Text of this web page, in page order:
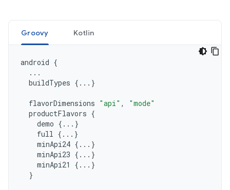
Groovy Kotlin
android {
...
buildTypes {...}
flavorDimensions "api" ,
"mode"
productFlavors {
demo {...}
full {...}
minApi24 {...}
minApi23 {...}
minApi21
{...}
}